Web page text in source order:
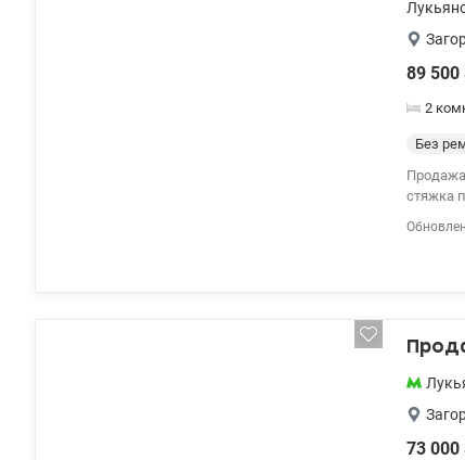
89 500
2
Без
Продажа 2-к
стяжка
73 000